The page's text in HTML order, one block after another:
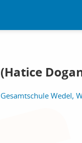
Wedel,